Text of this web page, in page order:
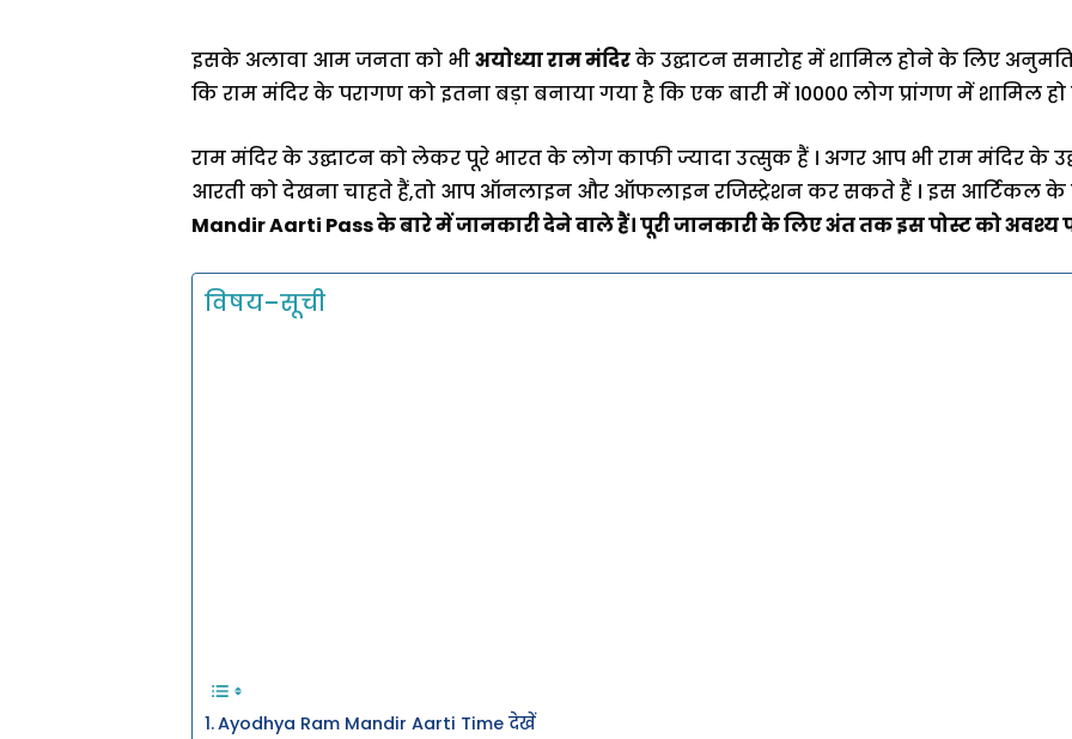
इसके अलावा आम जनता को भीअयोध्या राम मंदिरके उद्घाटन समारोह में शामिल होने के लिए
कि राम मंदिर के परागण को इतना बड़ा बनाया गया है कि एक बारी में 10000 लोग प्रांगण में शामिल
राम मंदिर के उद्घाटन को लेकर पूरे भारत के लोग काफी ज्यादा उत्सुक हैं । अगर आप भी राम मंदिर के
आरती को देखना चाहते हैं,तो आप ऑनलाइन और ऑफलाइन रजिस्ट्रेशन कर सकते हैं । इस आर्टिकल
Mandir Aarti Pass के बारे में जानकारी देने वाले हैं। पूरी जानकारी के लिए अंत तक इस पोस्ट को अवश्य
विषय–सूची
Ayodhya Ram Mandir Aarti Time देखें